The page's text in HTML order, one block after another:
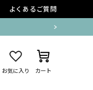
よくあるご質問
お気に入り カート